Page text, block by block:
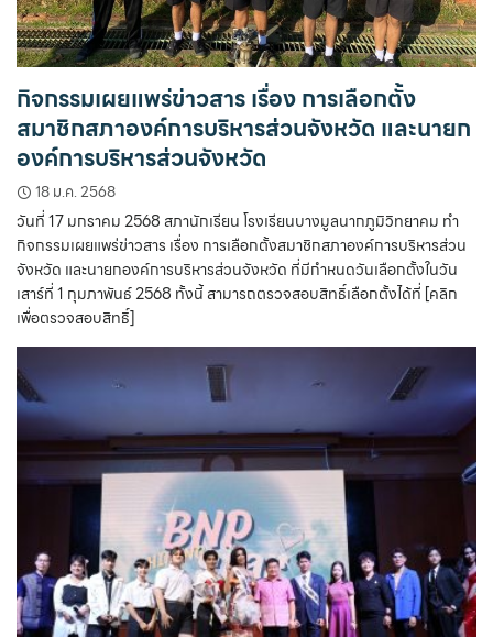
กิจกรรมเผยแพร่ข่าวสาร เรื่อง การเลือกตั้ง
สมาชิกสภาองค์การบริหารส่วนจังหวัด และนายก
องค์การบริหารส่วนจังหวัด
18 ม.ค. 2568
วันที่ 17 มกราคม 2568 สภานักเรียน โรงเรียนบางมูลนากภูมิวิทยาคม ทำ
กิจกรรมเผยแพร่ข่าวสาร เรื่อง การเลือกตั้งสมาชิกสภาองค์การบริหารส่วน
จังหวัด และนายกองค์การบริหารส่วนจังหวัด ที่มีกำหนดวันเลือกตั้งในวัน
เสาร์ที่ 1 กุมภาพันธ์ 2568 ทั้งนี้ สามารถตรวจสอบสิทธิ์เลือกตั้งได้ที่ [คลิก
เพื่อตรวจสอบสิทธิ์]